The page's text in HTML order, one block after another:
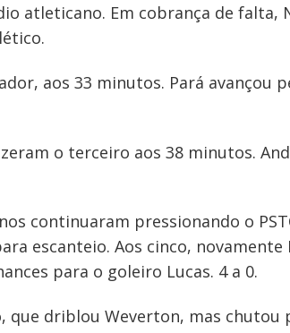
atleticano. Em cobrança de falta,
aos 33 minutos. Pará avançou
o terceiro aos 38 minutos.
continuaram pressionando o
escanteio. Aos cinco,
para o goleiro Lucas. 4 a 0.
que driblou Weverton, mas